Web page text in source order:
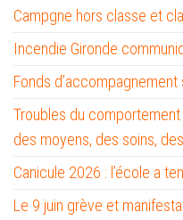
Campgne hors classe et
Incendie Gironde
Fonds
Troubles du
des moyens, des soins,
Canicule 2026 : l’école a
Le 9 juin grève et